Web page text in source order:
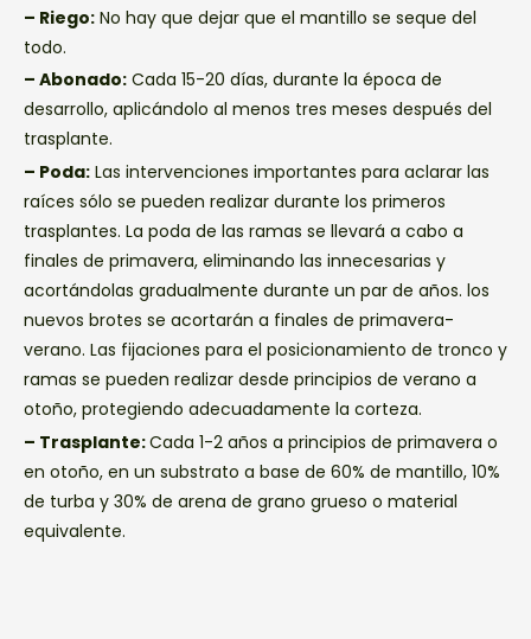
– Riego: No hay que dejar que el mantillo se seque del
todo.
– Abonado: Cada 15-20 días, durante la época de
desarrollo, aplicándolo al menos tres meses después del
trasplante.
– Poda: Las intervenciones importantes para aclarar las
raíces sólo se pueden realizar durante los primeros
trasplantes. La poda de las ramas se llevará a cabo a
finales de primavera, eliminando las innecesarias y
acortándolas gradualmente durante un par de años. los
nuevos brotes se acortarán a finales de primavera-
verano. Las fijaciones para el posicionamiento de tronco y
ramas se pueden realizar desde principios de verano a
otoño, protegiendo adecuadamente la corteza.
– Trasplante:Cada 1-2 años a principios de primavera o
en otoño, en un substrato a base de 60% de mantillo, 10%
de turba y 30% de arena de grano grueso o material
equivalente.